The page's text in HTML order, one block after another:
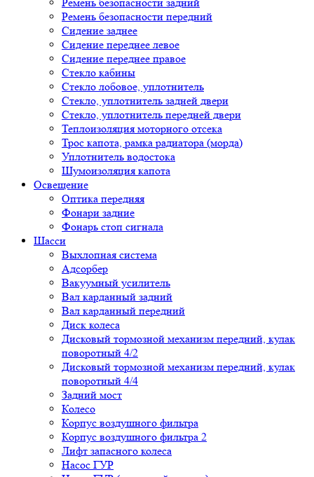
Ремень безопасности передний
Сидение заднее
Сидение переднее левое
Сидение переднее правое
Стекло кабины
Стекло лобовое, уплотнитель
Стекло, уплотнитель задней двери
Стекло, уплотнитель передней двери
Теплоизоляция моторного отсека
Трос капота, рамка радиатора (морда)
Уплотнитель водостока
Шумоизоляция капота
Освещение
Оптика передняя
Фонари задние
Фонарь стоп сигнала
Шасси
Выхлопная система
Адсорбер
Вакуумный усилитель
Вал карданный задний
Вал карданный передний
Диск колеса
Дисковый тормозной механизм передний, кулак
поворотный 4/2
Дисковый тормозной механизм передний, кулак
поворотный 4/4
Задний мост
Колесо
Корпус воздушного фильтра
Корпус воздушного фильтра 2
Лифт запасного колеса
Насос ГУР